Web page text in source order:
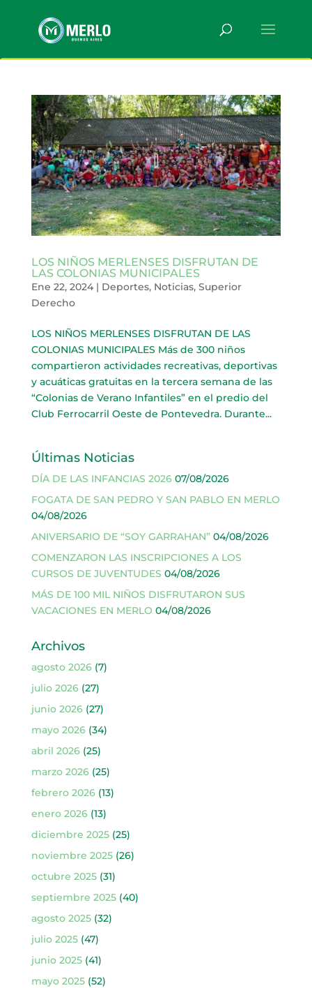
LOS NIÑOS MERLENSES DISFRUTAN DE
LAS COLONIAS MUNICIPALES
Ene 22, 2024| Deportes, Noticias, Superior
Derecho
LOS NIÑOS MERLENSES DISFRUTAN DE LAS
COLONIAS MUNICIPALES Más de 300 niños
compartieron actividades recreativas, deportivas
y acuáticas gratuitas en la tercera semana de las
“Colonias de Verano Infantiles” en el predio del
Club Ferrocarril Oeste de Pontevedra. Durante...
Últimas Noticias
DÍA DE LAS INFANCIAS 2026 07/08/2026
FOGATA DE SAN PEDRO Y SAN PABLO EN MERLO
04/08/2026
ANIVERSARIO DE “SOY GARRAHAN” 04/08/2026
COMENZARON LAS INSCRIPCIONES A LOS
CURSOS DE JUVENTUDES 04/08/2026
MÁS DE 100 MIL NIÑOS DISFRUTARON SUS
VACACIONES EN MERLO 04/08/2026
Archivos
agosto 2026(7)
julio 2026(27)
junio 2026(27)
mayo 2026(34)
abril 2026(25)
marzo 2026(25)
febrero 2026(13)
enero 2026(13)
diciembre 2025(25)
noviembre 2025(26)
octubre 2025(31)
septiembre 2025(40)
agosto 2025(32)
julio 2025(47)
junio 2025(41)
mayo 2025(52)